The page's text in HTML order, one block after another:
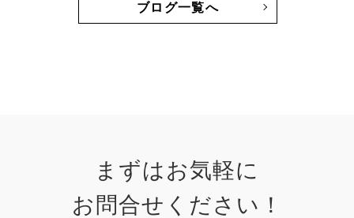
ブログ一覧へ
まずはお気軽に
お問合せください！